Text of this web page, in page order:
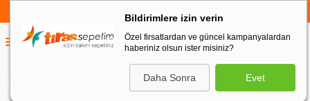
Bildirimlere izin verin
Özel firsatlardan ve güncel kampanyalardan
haberiniz olsun ister misiniz?
Daha Sonra Evet